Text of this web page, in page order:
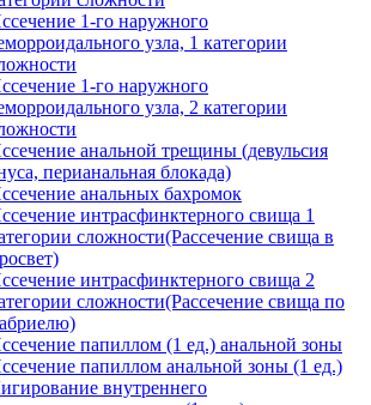
1-го наружного
узла, 1 категории
1-го наружного
узла, 2 категории
анальной трещины (девульсия
перианальная блокада)
анальных бахромок
интрасфинктерного свища 1
сложности(Рассечение свища в
интрасфинктерного свища 2
сложности(Рассечение свища по
папиллом (1 ед.) анальной зоны
папиллом анальной зоны (1 ед.)
внутреннего